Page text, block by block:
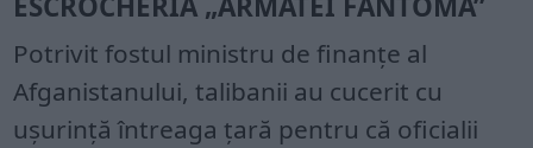
Potrivit fostul ministru de finanțe al
Afganistanului, talibanii au cucerit cu
ușurință întreaga țară pentru că oficialii